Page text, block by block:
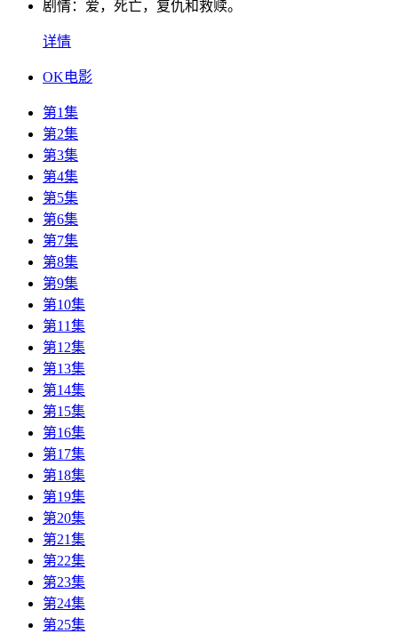
剧情： 爱，死亡，复仇和救赎。
详情
OK电影
第1集
第2集
第3集
第4集
第5集
第6集
第7集
第8集
第9集
第10集
第11集
第12集
第13集
第14集
第15集
第16集
第17集
第18集
第19集
第20集
第21集
第22集
第23集
第24集
第25集